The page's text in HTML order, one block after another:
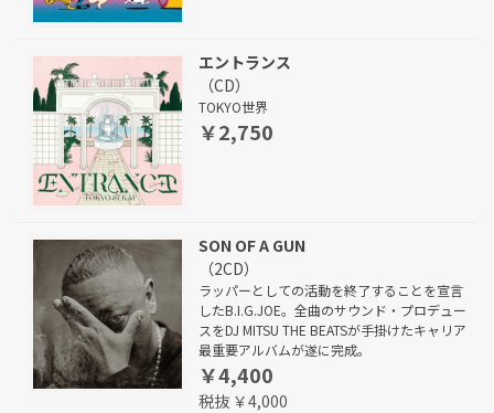
エントランス
（CD）
TOKYO世界
￥2,750
SON OF A GUN
（2CD）
ラッパーとしての活動を終了することを宣言
したB.I.G.JOE。全曲のサウンド・プロデュー
スをDJ MITSU THE BEATSが手掛けたキャリア
最重要アルバムが遂に完成。
￥4,400
税抜 ￥4,000